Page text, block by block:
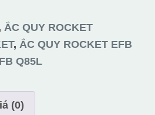
ẮC QUY ROCKET
, ẮC QUY ROCKET EFB
Q85L
(0)